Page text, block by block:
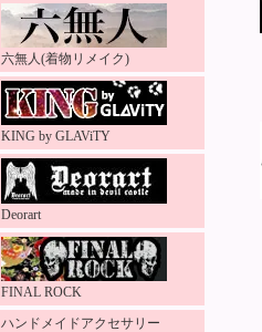
六無人(着物リメイク)
KING by GLAViTY
Deorart
FINAL ROCK
ハンドメイドアクセサリー